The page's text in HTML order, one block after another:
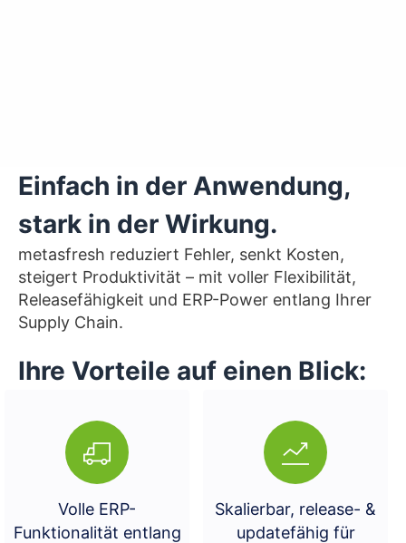
Einfach in der Anwendung,
stark in der Wirkung.
metasfresh reduziert Fehler, senkt Kosten,
steigert Produktivität – mit voller Flexibilität,
Releasefähigkeit und ERP-Power entlang Ihrer
Supply Chain.
Ihre Vorteile auf einen Blick:
Volle ERP-
Funktionalität entlang
Skalierbar, release- &
updatefähig für